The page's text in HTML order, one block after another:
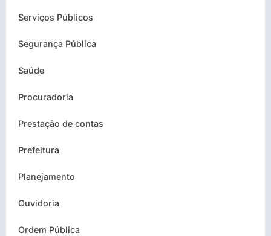
Serviços Públicos
Segurança Pública
Saúde
Procuradoria
Prestação de contas
Prefeitura
Planejamento
Ouvidoria
Ordem Pública